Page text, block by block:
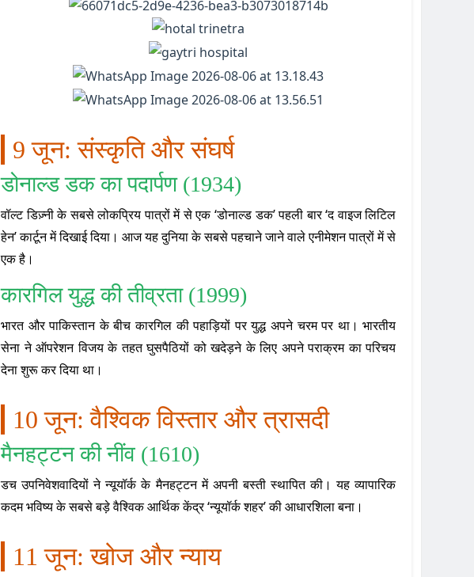
9 जून: संस्कृति और संघर्ष
डोनाल्ड डक का पदार्पण (1934)
वॉल्ट डिज़्नी के सबसे लोकप्रिय पात्रों में से एक ‘डोनाल्ड डक’ पहली बार ‘द वाइज लिटिल
हेन’ कार्टून में दिखाई दिया। आज यह दुनिया के सबसे पहचाने जाने वाले एनीमेशन पात्रों में से
एक है।
कारगिल युद्ध की तीव्रता (1999)
भारत और पाकिस्तान के बीच कारगिल की पहाड़ियों पर युद्ध अपने चरम पर था। भारतीय
सेना ने ऑपरेशन विजय के तहत घुसपैठियों को खदेड़ने के लिए अपने पराक्रम का परिचय
देना शुरू कर दिया था।
10 जून: वैश्विक विस्तार और त्रासदी
मैनहट्टन की नींव (1610)
डच उपनिवेशवादियों ने न्यूयॉर्क के मैनहट्टन में अपनी बस्ती स्थापित की। यह व्यापारिक
कदम भविष्य के सबसे बड़े वैश्विक आर्थिक केंद्र ‘न्यूयॉर्क शहर’ की आधारशिला बना।
11 जून: खोज और न्याय